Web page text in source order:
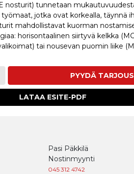
nosturit) tunnetaan
jotka ovat korkealla, täynnä
mahdollistavat kuorman
horisontaalinen siirtyvä kelkka
tai nousevan puomin liike
PYYDÄ TARJOUS
LATAA ESITE-PDF
Pasi Päkkilä
Nostinmyynti
045 312 4742